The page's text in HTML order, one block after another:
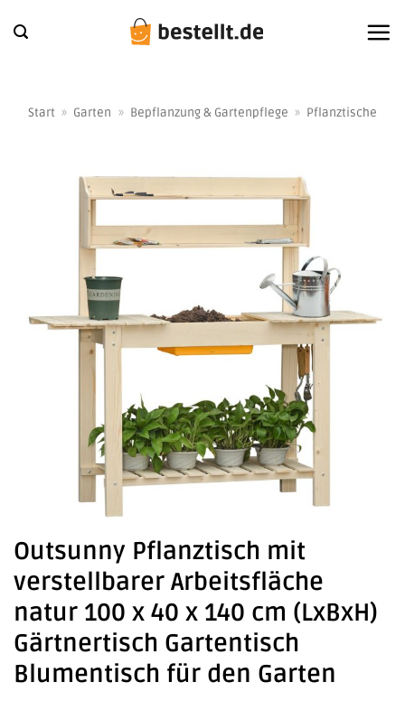
Inhalt
Start » Garten » Bepflanzung & Gartenpflege » Pflanztische
Outsunny Pflanztisch mit
verstellbarer Arbeitsfläche
natur 100 x 40 x 140 cm (LxBxH)
Gärtnertisch Gartentisch
Blumentisch für den Garten